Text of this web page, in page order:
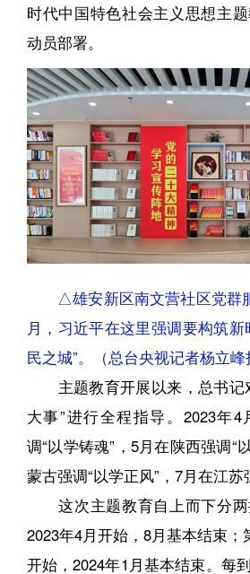
时代中国特色社会主义思想主
动员部署。
△雄安新区南文营社区党群
月，习近平在这里强调要构筑新
民之城”。（总台央视记者杨立峰
主题教育开展以来，总书记
大事”进行全程指导。2023年
调“以学铸魂”，5月在陕西强调“
蒙古强调“以学正风”，7月在江苏
这次主题教育自上而下分两
2023年4月开始，8月基本结束；
开始，2024年1月基本结束。每